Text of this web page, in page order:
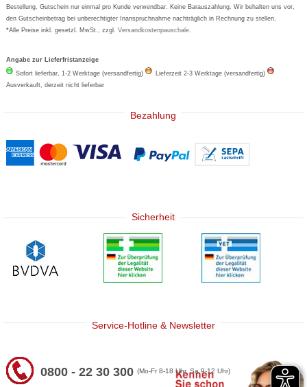
Bestellung. Gutschein nur einmal pro Kunde verwendbar. Keine Barauszahlung. Wir behalten uns vor,
den Gutscheinbetrag bei unberechtigter Inanspruchnahme nachträglich in Rechnung zu stellen.
*Alle Preise inkl. gesetzl. MwSt., zzgl.Versandkostenpauschale.
Angabe zur Lieferfristanzeige
Sofort lieferbar, 1-2 Werktage (versandfertig)
Lieferzeit 2-3 Werktage (versandfertig)
Ausverkauft, derzeit nicht lieferbar
Bezahlung
Sicherheit
Service-Hotline & Newsletter
0800 - 22 30 300(Mo-Fr 8-18 Uhr, Sa 9-12 Uhr)